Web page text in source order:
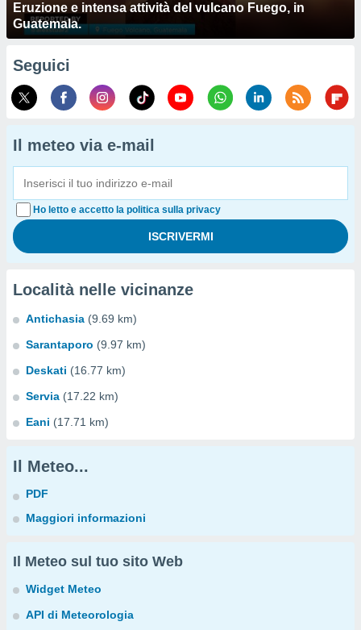
Eruzione e intensa attività del vulcano Fuego, in
Guatemala.
Seguici
Il meteo via e-mail
Ho letto e accetto la politica sulla privacy
Località nelle vicinanze
Antichasia (9.69 km)
Sarantaporo (9.97 km)
Deskati (16.77 km)
Servia (17.22 km)
Eani (17.71 km)
Il Meteo...
PDF
Maggiori informazioni
Il Meteo sul tuo sito Web
Widget Meteo
API di Meteorologia